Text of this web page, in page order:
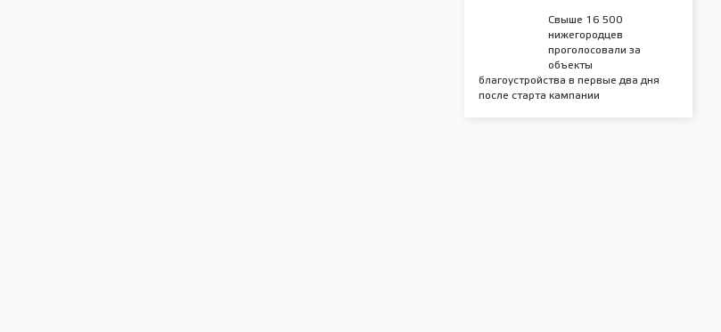
Свыше 16 500
нижегородцев
проголосовали за
объекты
благоустройства в первые два дня
после старта кампании